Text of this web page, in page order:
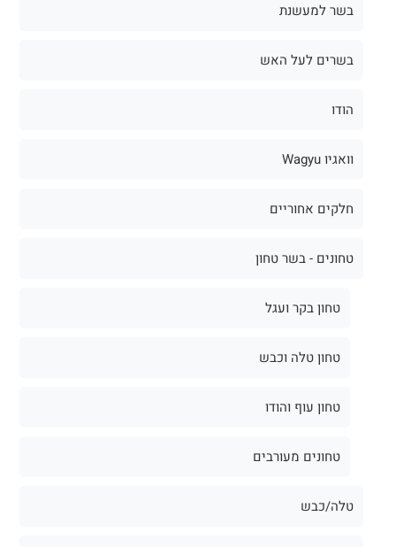
בשר למעשנת
בשרים לעל האש
הודו
וואגיו Wagyu
חלקים אחוריים
טחונים - בשר טחון
טחון בקר ועגל
טחון טלה וכבש
טחון עוף והודו
טחונים מעורבים
טלה/כבש